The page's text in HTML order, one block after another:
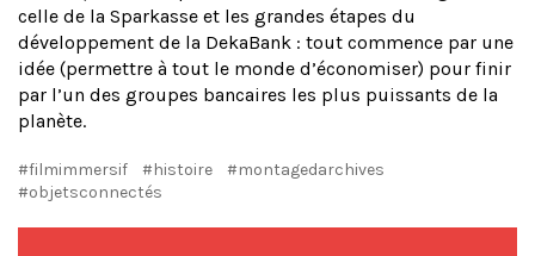
celle de la Sparkasse et les grandes étapes du
développement de la DekaBank : tout commence par une
idée (permettre à tout le monde d’économiser) pour finir
par l’un des groupes bancaires les plus puissants de la
planète.
#filmimmersif #histoire
#montagedarchives
#objetsconnectés